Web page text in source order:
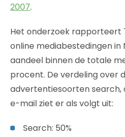
2007.
Het onderzoek rapporteert
online mediabestedingen in
aandeel binnen de totale
procent. De verdeling over
advertentiesoorten search,
e-mail ziet er als volgt uit:
Search: 50%